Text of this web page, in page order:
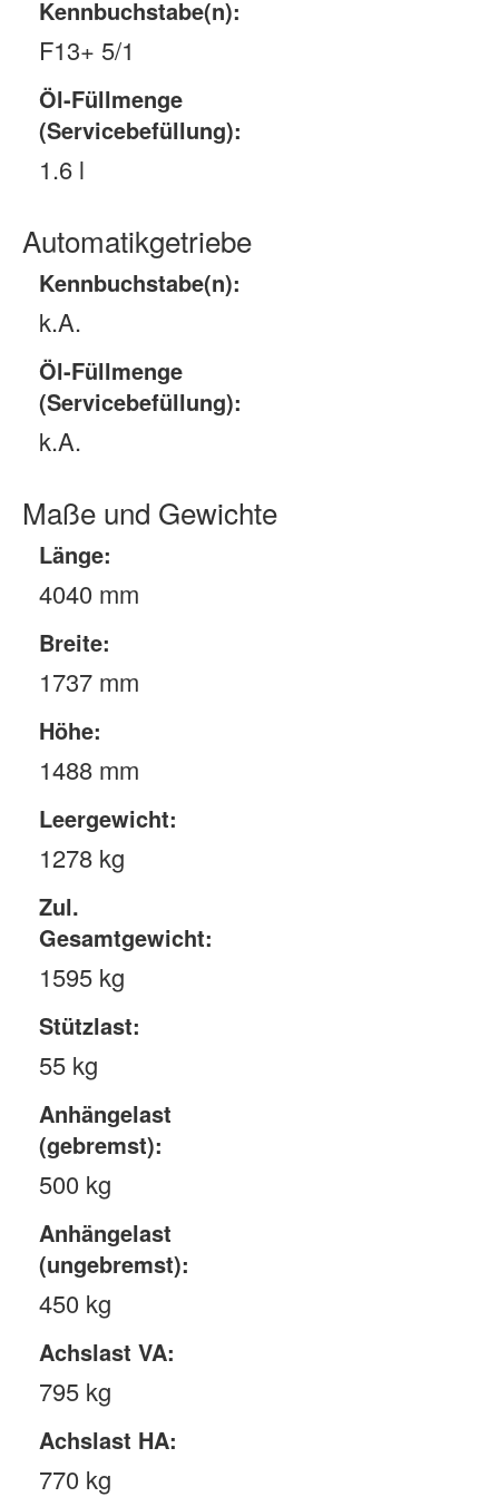
Kennbuchstabe(n):
F13+ 5/1
Öl-Füllmenge
(Servicebefüllung):
1.6 l
Automatikgetriebe
Kennbuchstabe(n):
k.A.
Öl-Füllmenge
(Servicebefüllung):
k.A.
Maße und Gewichte
Länge:
4040 mm
Breite:
1737 mm
Höhe:
1488 mm
Leergewicht:
1278 kg
Zul.
Gesamtgewicht:
1595 kg
Stützlast:
55 kg
Anhängelast
(gebremst):
500 kg
Anhängelast
(ungebremst):
450 kg
Achslast VA:
795 kg
Achslast HA:
770 kg